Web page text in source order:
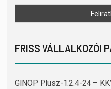
FRISS VÁLLALKOZÓI
GINOP Plusz-1.2.4-24 –